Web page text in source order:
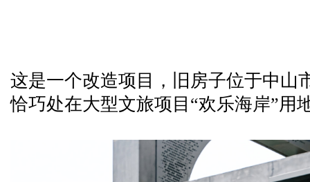
这是一个改造项目，旧房子位于中山
恰巧处在大型文旅项目“欢乐海岸”用